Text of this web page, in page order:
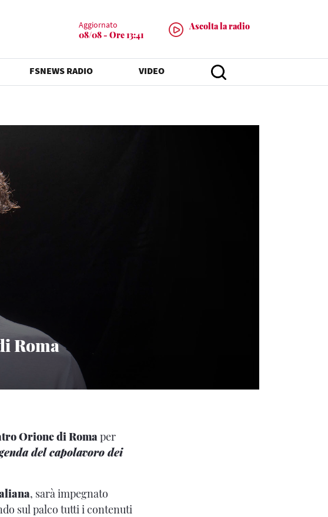
Aggiornato
08/08 - Ore 13:41
Ascolta la radio
FSNEWS RADIO VIDEO
Roma
Orione di Romaper
del capolavoro dei
, sarà impegnato
sul palco tutti i contenuti